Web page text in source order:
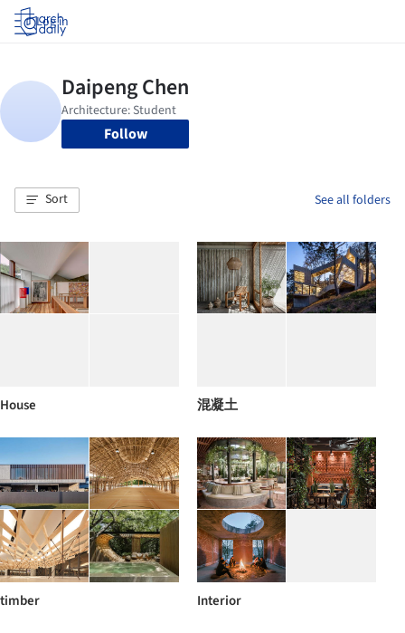
Log in
Follow
Sort See all folders
House 混凝土
timber Interior